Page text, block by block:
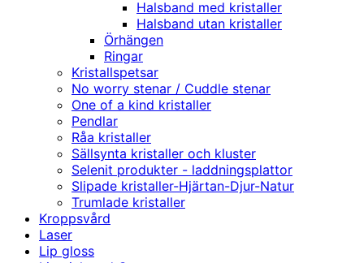
Halsband med kristaller
Halsband utan kristaller
Örhängen
Ringar
Kristallspetsar
No worry stenar / Cuddle stenar
One of a kind kristaller
Pendlar
Råa kristaller
Sällsynta kristaller och kluster
Selenit produkter - laddningsplattor
Slipade kristaller-Hjärtan-Djur-Natur
Trumlade kristaller
Kroppsvård
Laser
Lip gloss